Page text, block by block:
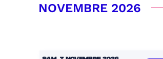
NOVEMBRE 2026